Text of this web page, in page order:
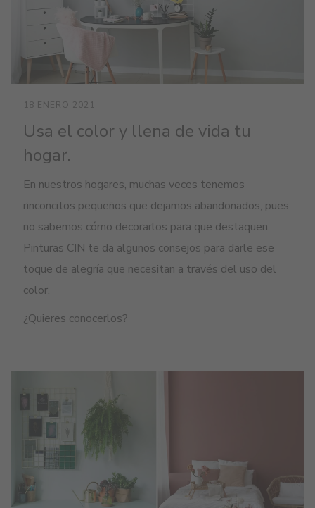
Usa el color y llena de vida tu
hogar.
18 ENERO 2021
En nuestros hogares, muchas veces tenemos
rinconcitos pequeños que dejamos abandonados, pues
no sabemos cómo decorarlos para que destaquen.
Pinturas CIN te da algunos consejos para darle ese
toque de alegría que necesitan a través del uso del
color.
¿Quieres conocerlos?